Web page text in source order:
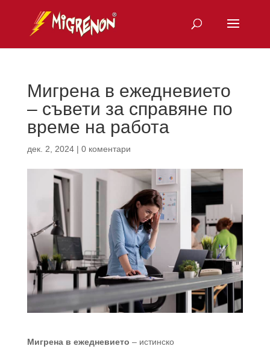
Мигрена в ежедневието
– съвети за справяне по
време на работа
дек. 2, 2024| 0 коментари
Мигрена в ежедневието – истинско